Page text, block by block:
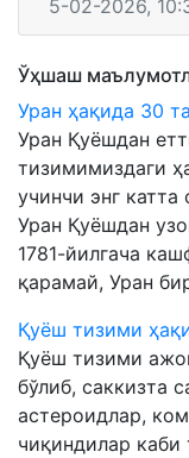
5-02-2026,
Ўҳшаш
Уран ҳақида 30
Уран Қуёшдан
тизимимиздаги
учинчи энг
Уран Қуёшдан
1781-йилгача
қарамай, Уран
Қуёш тизими
Қуёш тизими
бўлиб, саккизта
астероидлар,
чиқиндилар